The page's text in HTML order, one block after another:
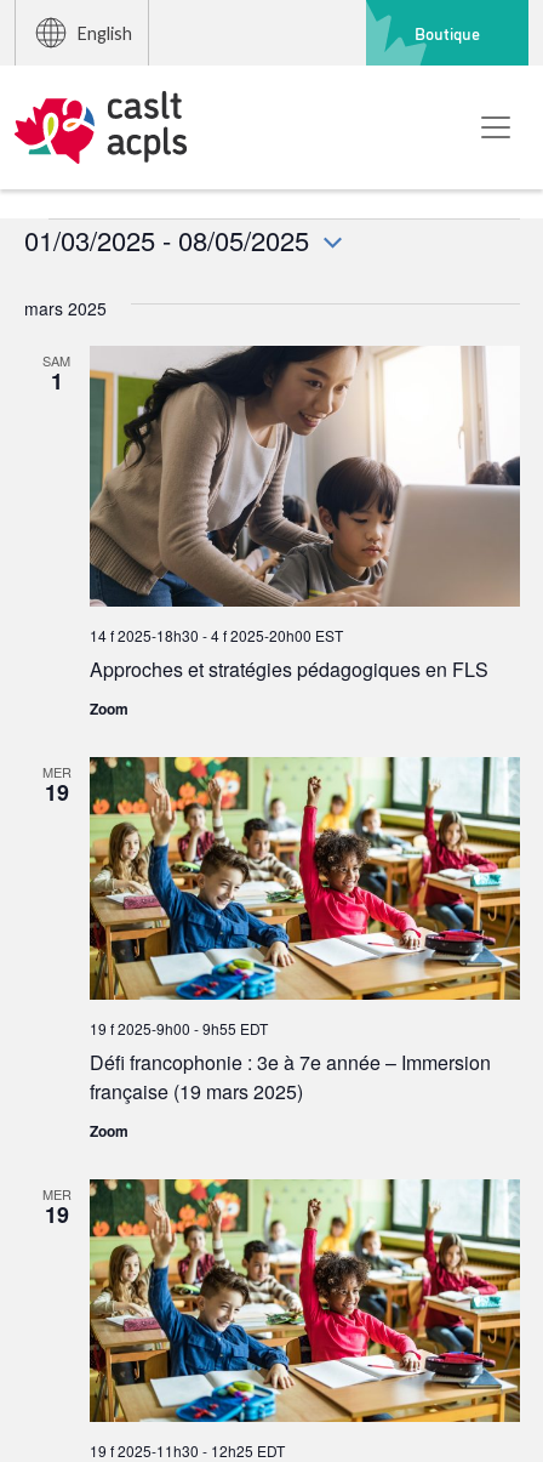
English Boutique
Événements
01/03/2025 - 08/05/2025
une
mars 2025
SAM
1
Approches et stratégies pédagogiques en FLS
14 f 2025-18h30 -4 f 2025-20h00 EST
Zoom
MER
19
Défi francophonie : 3e à 7e année – Immersion
française (19 mars 2025)
19 f 2025-9h00 -9h55 EDT
Zoom
MER
19
19 f 2025-11h30 - 12h25 EDT